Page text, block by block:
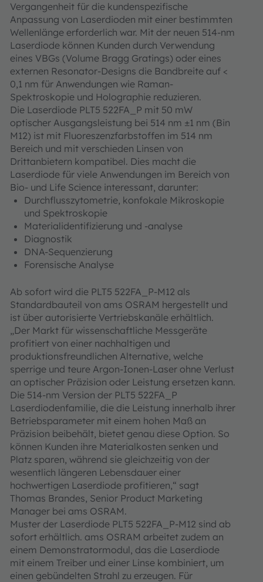
Vergangenheit für die kundenspezifische
Anpassung von Laserdioden mit einer bestimmten
Wellenlänge erforderlich war. Mit der neuen 514-nm
Laserdiode können Kunden durch Verwendung
eines VBGs (Volume Bragg Gratings) oder eines
externen Resonator-Designs die Bandbreite auf <
0,1 nm für Anwendungen wie Raman-
Spektroskopie und Holographie reduzieren.
Die Laserdiode PLT5 522FA_P mit 50 mW
optischer Ausgangsleistung bei 514 nm ±1 nm (Bin
M12) ist mit Fluoreszenzfarbstoffen im 514 nm
Bereich und mit verschieden Linsen von
Drittanbietern kompatibel. Dies macht die
Laserdiode für viele Anwendungen im Bereich von
Bio- und Life Science interessant, darunter:
Durchflusszytometrie, konfokale Mikroskopie
und Spektroskopie
Materialidentifizierung und -analyse
Diagnostik
DNA-Sequenzierung
Forensische Analyse
Ab sofort wird die PLT5 522FA_P-M12 als
Standardbauteil von ams OSRAM hergestellt und
ist über autorisierte Vertriebskanäle erhältlich.
„Der Markt für wissenschaftliche Messgeräte
profitiert von einer nachhaltigen und
produktionsfreundlichen Alternative, welche
sperrige und teure Argon-Ionen-Laser ohne Verlust
an optischer Präzision oder Leistung ersetzen kann.
Die 514-nm Version der PLT5 522FA_P
Laserdiodenfamilie, die die Leistung innerhalb ihrer
Betriebsparameter mit einem hohen Maß an
Präzision beibehält, bietet genau diese Option. So
können Kunden ihre Materialkosten senken und
Platz sparen, während sie gleichzeitig von der
wesentlich längeren Lebensdauer einer
hochwertigen Laserdiode profitieren,“ sagt
Thomas Brandes, Senior Product Marketing
Manager bei ams OSRAM.
Muster der Laserdiode PLT5 522FA_P-M12 sind ab
sofort erhältlich. ams OSRAM arbeitet zudem an
einem Demonstratormodul, das die Laserdiode
mit einem Treiber und einer Linse kombiniert, um
einen gebündelten Strahl zu erzeugen. Für